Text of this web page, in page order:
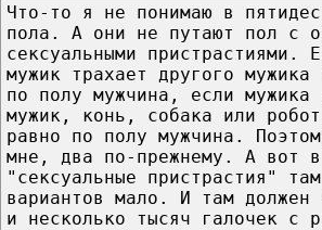
Что-то я не понимаю в
пола. А они не путают пол с
сексуальными пристрастиями.
мужик трахает другого
по полу мужчина, если мужика
мужик, конь, собака или
равно по полу мужчина.
мне, два по-прежнему. А вот
"сексуальные пристрастия"
вариантов мало. И там должен
и несколько тысяч галочек с